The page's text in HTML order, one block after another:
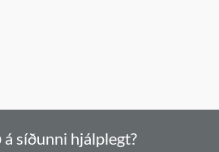
síðunni hjálplegt?